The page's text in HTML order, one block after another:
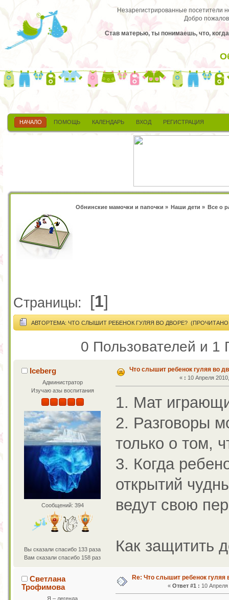
Незарегистрированные посетители
Добро
Став матерью, ты понимаешь, что,
НАЧАЛО ПОМОЩЬ КАЛЕНДАРЬ ВХОД РЕГИСТРАЦИЯ
Обнинские мамочки и папочки » Наши дети » Все о
Страницы: [1]
АВТОРТЕМА: ЧТО СЛЫШИТ РЕБЕНОК ГУЛЯЯ ВО ДВОРЕ? (ПРОЧИТАНО
0 Пользователей и 1
Iceberg
Администратор
Изучаю азы воспитания
Сообщений: 394
Вы сказали спасибо 133 раза
Вам сказали спасибо 158 раз
Что слышит ребенок гуляя во
« : 10 Апреля
1. Мат
2. Разговоры
только о том,
3. Когда
открытий
ведут свою
Как защитить
Светлана
Трофимова
Я – легенда
Re: Что слышит ребенок гуляя
«Ответ #1 : 10